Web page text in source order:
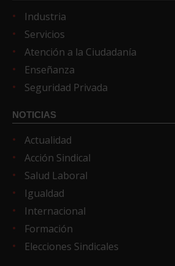
Industria
Servicios
Atención a la Ciudadanía
Enseñanza
Seguridad Privada
NOTICIAS
Actualidad
Acción Sindical
Salud Laboral
Igualdad
Internacional
Formación
Elecciones Sindicales